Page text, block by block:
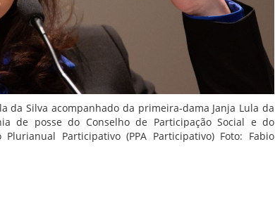
da Silva acompanhado da primeira-dama Janja Lula da
de posse do Conselho de Participação Social e do
Participativo (PPA Participativo) Foto: Fabio